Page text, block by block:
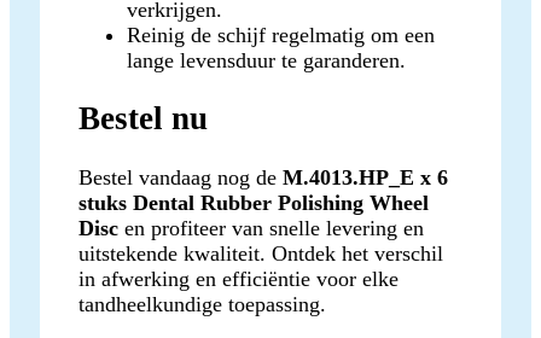
verkrijgen.
Reinig de schijf regelmatig om een
lange levensduur te garanderen.
Bestel nu
Bestel vandaag nog de M.4013.HP_E x 6
stuks Dental Rubber Polishing Wheel
Disc en profiteer van snelle levering en
uitstekende kwaliteit. Ontdek het verschil
in afwerking en efficiëntie voor elke
tandheelkundige toepassing.